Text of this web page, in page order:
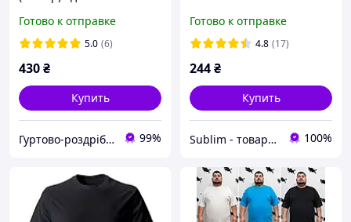
Готово к отправке
5.0 (6)
430₴
Купить
Гуртово-роздрібний магазин IZiDA 99%
Готово к отправке
4.8 (17)
244₴
Купить
Sublim - товары для брендинга, рекламы и сувениров 100%